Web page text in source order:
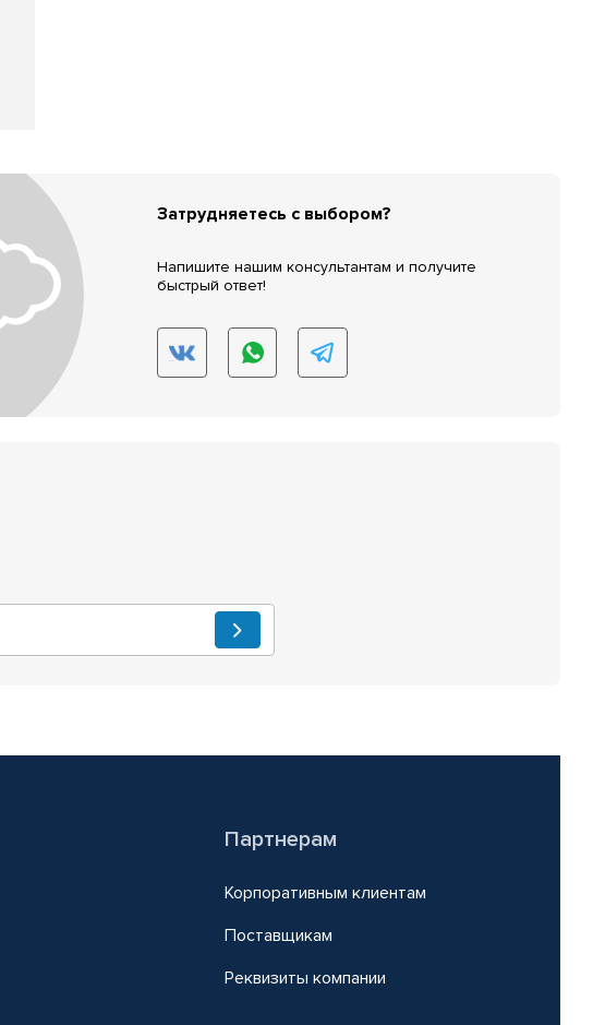
Затрудняетесь с выбором?
Напишите нашим консультантам и получите
быстрый ответ!
Партнерам
Корпоративным клиентам
Поставщикам
Реквизиты компании